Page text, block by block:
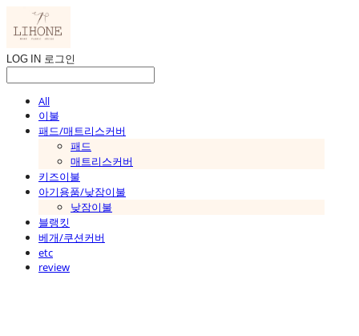
LOG IN 로그인
All
이불
패드/매트리스커버
패드
매트리스커버
키즈이불
아기용품/낮잠이불
낮잠이불
블랭킷
베개/쿠션커버
etc
review